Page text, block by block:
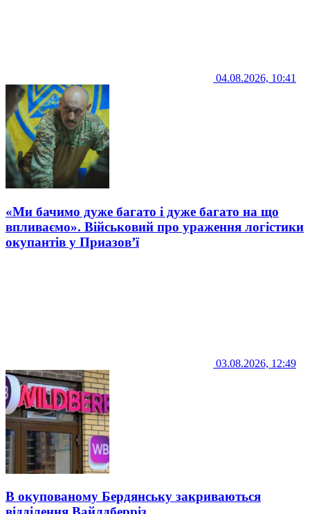
04.08.2026, 10:41
«Ми бачимо дуже багато і дуже багато на що
впливаємо». Військовий про ураження логістики
окупантів у Приазов’ї
03.08.2026, 12:49
В окупованому Бердянську закриваються